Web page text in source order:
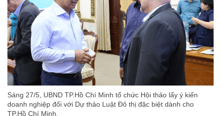
Sáng 27/5, UBND TP.Hồ Chí Minh tổ chức Hội thảo lấy ý kiến
doanh nghiệp đối với Dự thảo Luật Đô thị đặc biệt dành cho
TP.Hồ Chí Minh.